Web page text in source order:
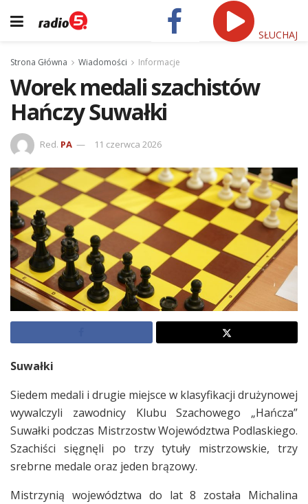
SŁUCHAJ
Strona Główna Wiadomości Informacje
Worek medali szachistów
Hańczy Suwałki
Red. PA 11 czerwca 2026
Suwałki
Siedem medali i drugie miejsce w klasyfikacji drużynowej
wywalczyli zawodnicy Klubu Szachowego „Hańcza”
Suwałki podczas Mistrzostw Województwa Podlaskiego.
Szachiści sięgnęli po trzy tytuły mistrzowskie, trzy
srebrne medale oraz jeden brązowy.
Mistrzynią województwa do lat 8 została Michalina